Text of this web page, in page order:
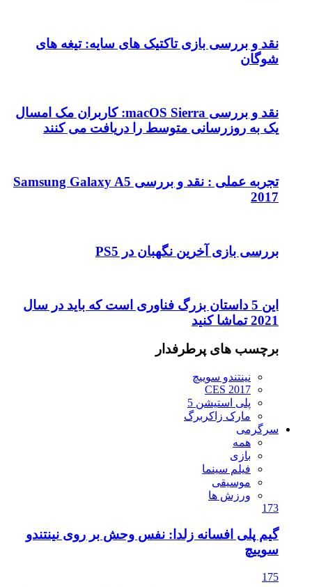
نقد و بررسی بازی تاکتیک های سایه: تیغه های
شوگان
نقد و بررسی macOS Sierra: کاربران مک امسال
یک به روزرسانی متوسط را دریافت می کنند
تجربه عملی : نقد و بررسی Samsung Galaxy A5
2017
بررسی بازی آخرین نگهبان در PS5
این 5 داستان بزرگ فناوری است که باید در سال
2021 تماشا کنید
برچسب های پرطرفدار
نینتندو سوییچ
CES 2017
پلی استیشن 5
مارک زاکربرگ
سرگرمی
همه
بازی
فیلم سینما
موسیقی
ورزش ها
173
گیم پلی افسانه زلدا: نفس وحش بر روی نینتندو
سوییچ
175